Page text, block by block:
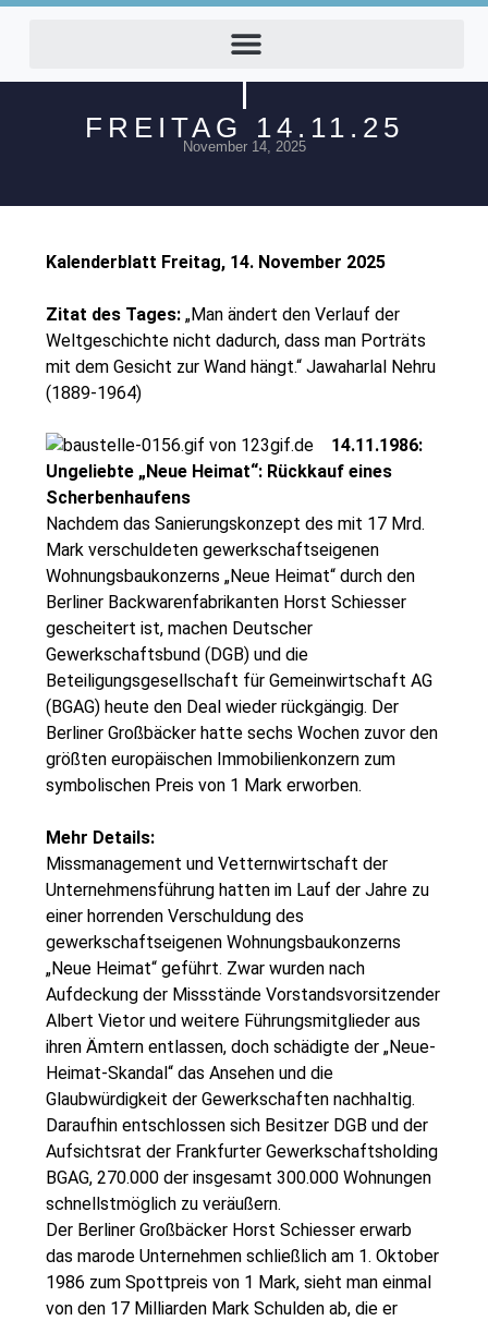
FREITAG 14.11.25
November 14, 2025
Kalenderblatt Freitag, 14. November 2025
Zitat des Tages:„Man ändert den Verlauf der
Weltgeschichte nicht dadurch, dass man Porträts
mit dem Gesicht zur Wand hängt.“ Jawaharlal Nehru
(1889-1964)
14.11.1986:
Ungeliebte „Neue Heimat“: Rückkauf eines
Scherbenhaufens
Nachdem das Sanierungskonzept des mit 17 Mrd.
Mark verschuldeten gewerkschaftseigenen
Wohnungsbaukonzerns „Neue Heimat“ durch den
Berliner Backwarenfabrikanten Horst Schiesser
gescheitert ist, machen Deutscher
Gewerkschaftsbund (DGB) und die
Beteiligungsgesellschaft für Gemeinwirtschaft AG
(BGAG) heute den Deal wieder rückgängig. Der
Berliner Großbäcker hatte sechs Wochen zuvor den
größten europäischen Immobilienkonzern zum
symbolischen Preis von 1 Mark erworben.
Mehr Details:
Missmanagement und Vetternwirtschaft der
Unternehmensführung hatten im Lauf der Jahre zu
einer horrenden Verschuldung des
gewerkschaftseigenen Wohnungsbaukonzerns
„Neue Heimat“ geführt. Zwar wurden nach
Aufdeckung der Missstände Vorstandsvorsitzender
Albert Vietor und weitere Führungsmitglieder aus
ihren Ämtern entlassen, doch schädigte der „Neue-
Heimat-Skandal“ das Ansehen und die
Glaubwürdigkeit der Gewerkschaften nachhaltig.
Daraufhin entschlossen sich Besitzer DGB und der
Aufsichtsrat der Frankfurter Gewerkschaftsholding
BGAG, 270.000 der insgesamt 300.000 Wohnungen
schnellstmöglich zu veräußern.
Der Berliner Großbäcker Horst Schiesser erwarb
das marode Unternehmen schließlich am 1. Oktober
1986 zum Spottpreis von 1 Mark, sieht man einmal
von den 17 Milliarden Mark Schulden ab, die er